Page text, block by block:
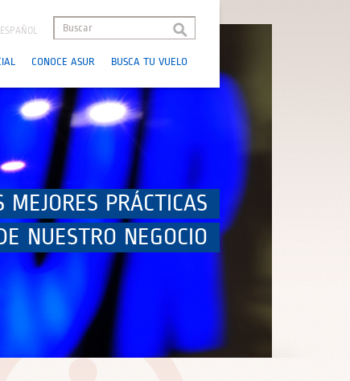
ESPAÑOL
CONOCE ASUR BUSCA TU VUELO
MEJORES PRÁCTICAS
NUESTRO NEGOCIO